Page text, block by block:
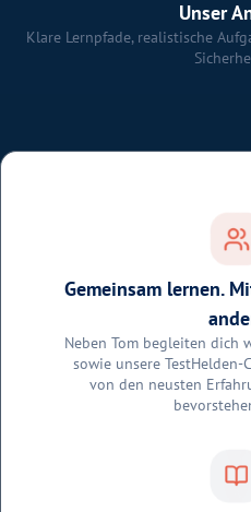
Unser
Klare Lernpfade, realistische
Gemeinsam lernen.
Neben Tom begleiten dich
sowie unsere
von den neusten